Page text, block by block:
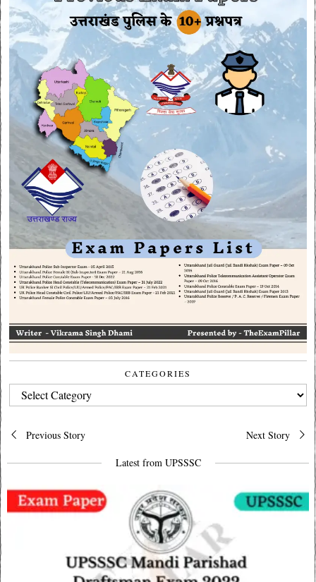
CATEGORIES
CATEGORIES
Post
navigation
Previous Story Next Story
Latest from UPSSSC